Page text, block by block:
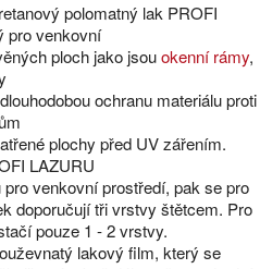
polomatný lak PROFI
pro venkovní
ploch jako jsouokenní rámy,
ochranu materiálu proti
plochy před UV zářením.
LAZURU
venkovní prostředí, pak se pro
doporučují tři vrstvy štětcem. Pro
pouze 1 - 2 vrstvy.
lakový film, který se